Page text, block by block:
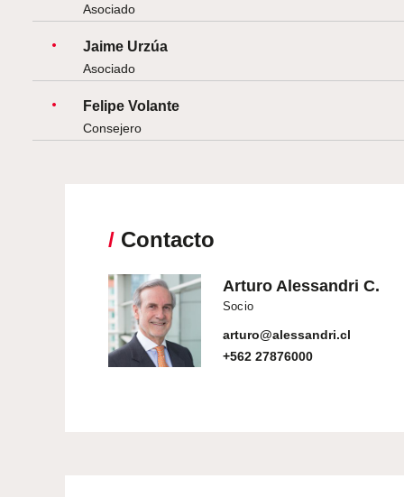
Asociado
Jaime Urzúa
Asociado
Felipe Volante
Consejero
/ Contacto
Arturo Alessandri C.
Socio
arturo@alessandri.cl
+562 27876000